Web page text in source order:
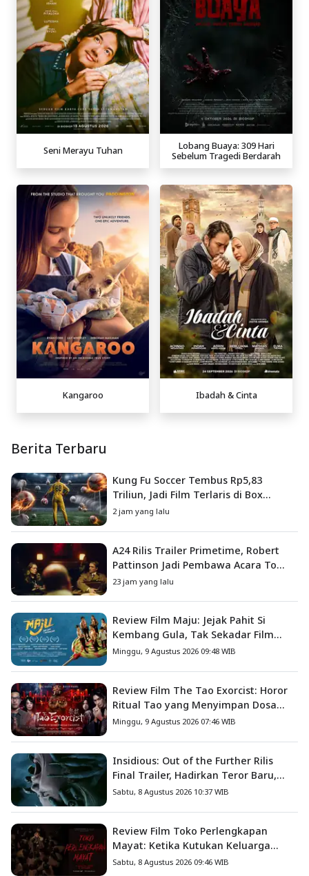
Seni Merayu Tuhan
Lobang Buaya: 309 Hari
Sebelum Tragedi Berdarah
Kangaroo Ibadah & Cinta
Berita Terbaru
Kung Fu Soccer Tembus Rp5,83
Triliun, Jadi Film Terlaris di Box
Office China
2 jam yang lalu
A24 Rilis Trailer Primetime, Robert
Pattinson Jadi Pembawa Acara To
Catch a Predator
23 jam yang lalu
Review Film Maju: Jejak Pahit Si
Kembang Gula, Tak Sekadar Film
Petualangan Anak
Minggu, 9 Agustus 2026 09:48 WIB
Review Film The Tao Exorcist: Horor
Ritual Tao yang Menyimpan Dosa
Masa Lalu
Minggu, 9 Agustus 2026 07:46 WIB
Insidious: Out of the Further Rilis
Final Trailer, Hadirkan Teror Baru,
Iblis Kini Masuk ke Dunia Manusia
Sabtu, 8 Agustus 2026 10:37 WIB
Review Film Toko Perlengkapan
Mayat: Ketika Kutukan Keluarga
Menjadi Sumber Teror yang
Sabtu, 8 Agustus 2026 09:46 WIB